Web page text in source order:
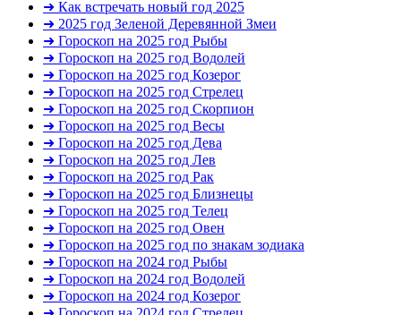
➜ Как встречать новый год 2025
➜ 2025 год Зеленой Деревянной Змеи
➜ Гороскоп на 2025 год Рыбы
➜ Гороскоп на 2025 год Водолей
➜ Гороскоп на 2025 год Козерог
➜ Гороскоп на 2025 год Стрелец
➜ Гороскоп на 2025 год Скорпион
➜ Гороскоп на 2025 год Весы
➜ Гороскоп на 2025 год Дева
➜ Гороскоп на 2025 год Лев
➜ Гороскоп на 2025 год Рак
➜ Гороскоп на 2025 год Близнецы
➜ Гороскоп на 2025 год Телец
➜ Гороскоп на 2025 год Овен
➜ Гороскоп на 2025 год по знакам зодиака
➜ Гороскоп на 2024 год Рыбы
➜ Гороскоп на 2024 год Водолей
➜ Гороскоп на 2024 год Козерог